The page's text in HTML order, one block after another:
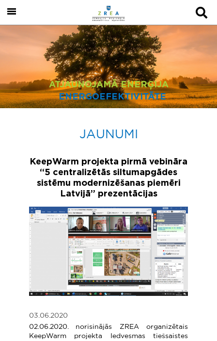
ATJAUNOJAMĀ ENERĢIJA
ENERGOEFEKTIVITĀTE
JAUNUMI
KeepWarm projekta pirmā vebināra
“5 centralizētās siltumapgādes
sistēmu modernizēšanas piemēri
Latvijā” prezentācijas
03.06.2020
02.06.2020. norisinājās ZREA organizētais
KeepWarm projekta Iedvesmas tiešsaistes